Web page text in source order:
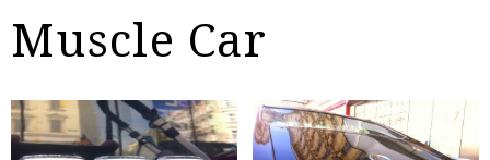
Muscle Car